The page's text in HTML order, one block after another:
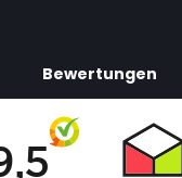
Bewertungen